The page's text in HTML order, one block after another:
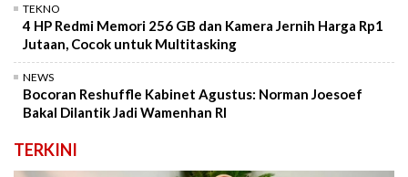
TEKNO
4 HP Redmi Memori 256 GB dan Kamera Jernih Harga Rp1
Jutaan, Cocok untuk Multitasking
NEWS
Bocoran Reshuffle Kabinet Agustus: Norman Joesoef
Bakal Dilantik Jadi Wamenhan RI
TERKINI